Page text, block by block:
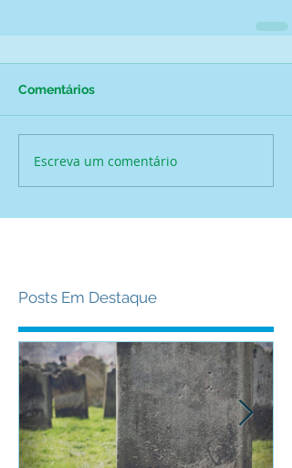
Comentários
Escreva um comentário
Posts Em Destaque